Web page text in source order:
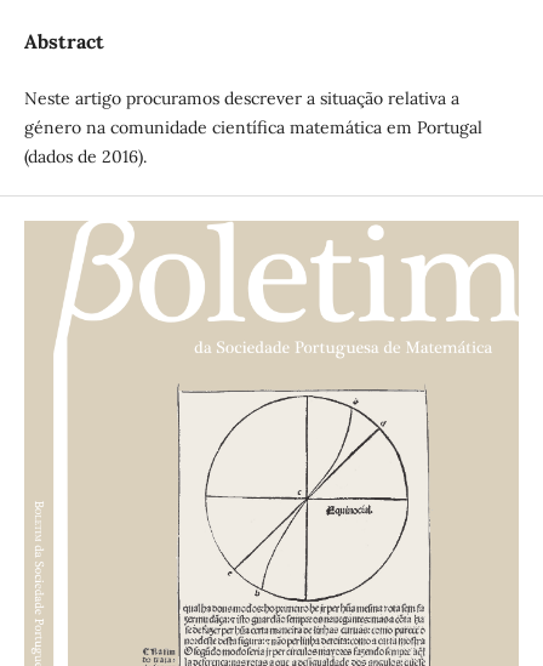
Abstract
Neste artigo procuramos descrever a situação relativa a
género na comunidade científica matemática em Portugal
(dados de 2016).